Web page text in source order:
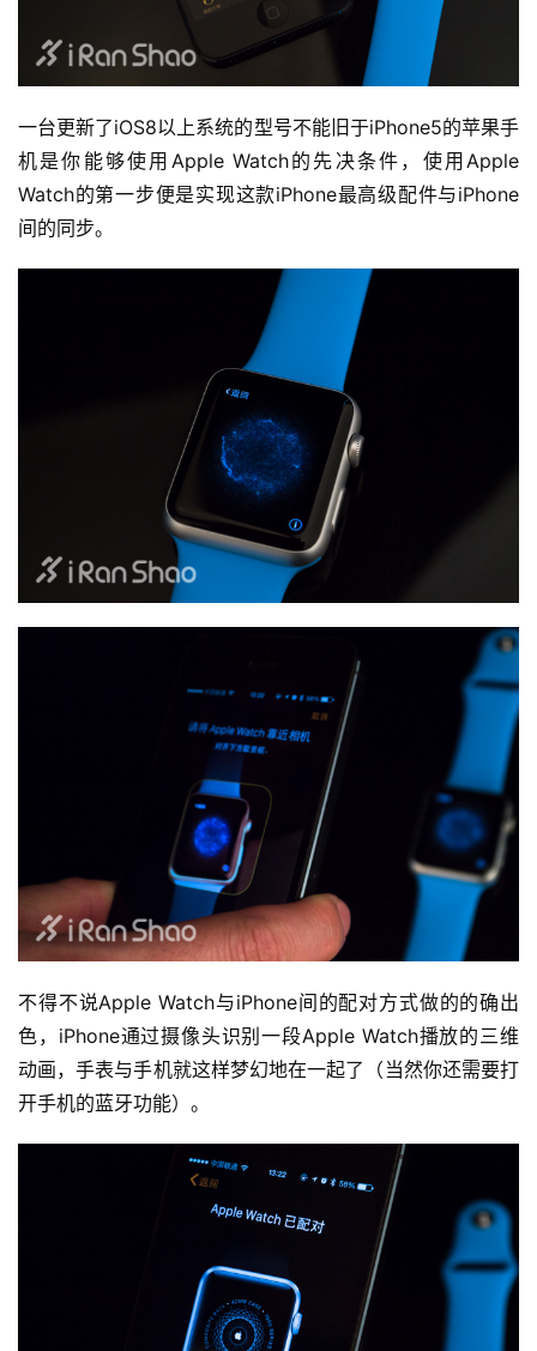
一台更新了iOS8以上系统的型号不能旧于iPhone5的苹果手
机是你能够使用Apple Watch的先决条件，使用Apple
Watch的第一步便是实现这款iPhone最高级配件与iPhone
间的同步。
不得不说Apple Watch与iPhone间的配对方式做的的确出
色，iPhone通过摄像头识别一段Apple Watch播放的三维
动画，手表与手机就这样梦幻地在一起了（当然你还需要打
开手机的蓝牙功能）。